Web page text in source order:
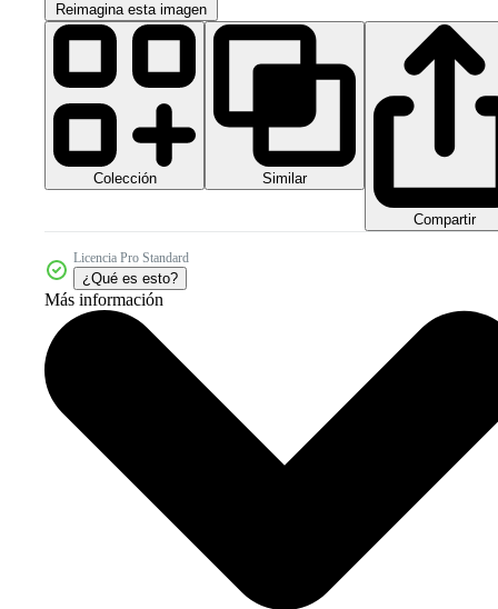
Reimagina esta imagen
Colección Similar
Compartir
Licencia Pro Standard
¿Qué es esto?
Más información